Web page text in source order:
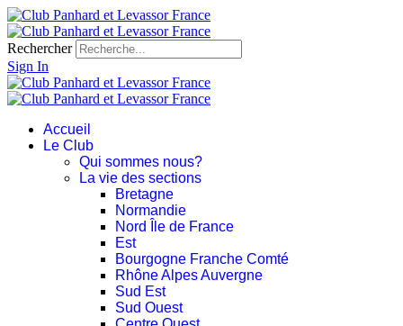
Rechercher
Sign In
Accueil
Le Club
Qui sommes nous?
La vie des sections
Bretagne
Normandie
Nord Île de France
Est
Bourgogne Franche Comté
Rhône Alpes Auvergne
Sud Est
Sud Ouest